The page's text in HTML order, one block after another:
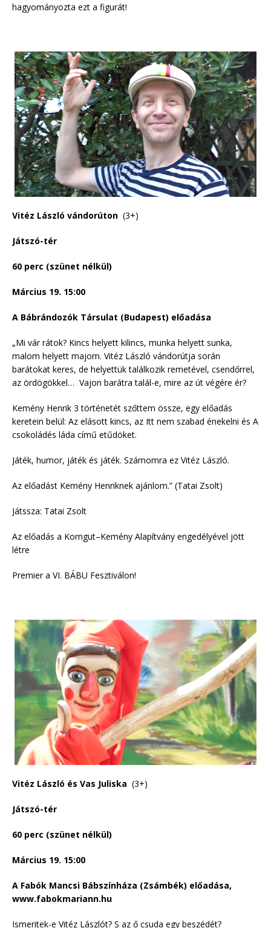
hagyományozta ezt a figurát!
Vitéz László vándorúton (3+)
Játszó-tér
60 perc (szünet nélkül)
Március 19. 15:00
A Bábrándozók Társulat (Budapest) előadása
„Mi vár rátok? Kincs helyett kilincs, munka helyett sunka,
malom helyett majom. Vitéz László vándorútja során
barátokat keres, de helyettük találkozik remetével, csendőrrel,
az ördögökkel… Vajon barátra talál-e, mire az út végére ér?
Kemény Henrik 3 történetét szőttem össze, egy előadás
keretein belül: Az elásott kincs, az Itt nem szabad énekelni és A
csokoládés láda című etűdöket.
Játék, humor, játék és játék. Számomra ez Vitéz László.
Az előadást Kemény Henriknek ajánlom.” (Tatai Zsolt)
Játssza: Tatai Zsolt
Az előadás a Korngut–Kemény Alapítvány engedélyével jött
létre
Premier a VI. BÁBU Fesztiválon!
Vitéz László és Vas Juliska (3+)
Játszó-tér
60 perc (szünet nélkül)
Március 19. 15:00
A Fabók Mancsi Bábszínháza (Zsámbék) előadása,
www.fabokmariann.hu
Ismeritek-e Vitéz Lászlót? S az ő csuda egy beszédét?